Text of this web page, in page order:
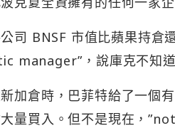
司 BNSF 市值比蘋果持倉
manager”，說庫克不知
加倉時，巴菲特給了一個
量買入。但不是現在，